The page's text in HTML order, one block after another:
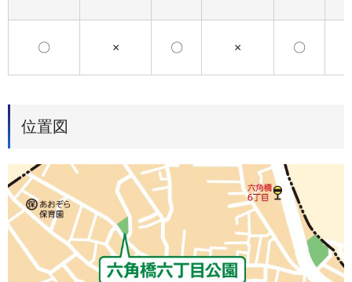
〇 × 〇 × 〇
位置図